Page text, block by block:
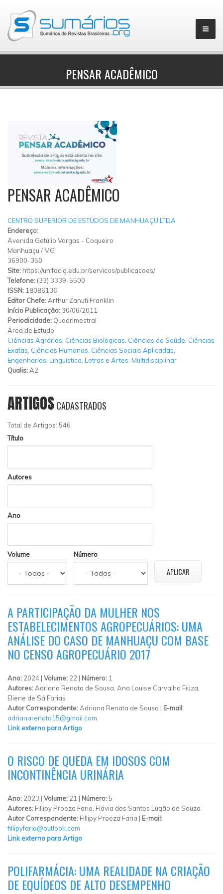
▼
PENSAR ACADÊMICO
PENSAR ACADÊMICO
CENTRO SUPERIOR DE ESTUDOS DE MANHUAÇU LTDA
Endereço:
Avenida Getúlio Vargas - Coqueiro
Manhuaçu / MG
36900-350
Site: https://unifacig.edu.br/servicos/publicacoes/
Telefone: (33) 3339-5500
ISSN: 18086136
Editor Chefe:Arthur Zanuti Franklin
Início Publicação: 30/06/2011
Periodicidade: Quadrimestral
Área de Estudo
Ciências Agrárias Ciências Biológicas Ciências da Saúde Ciências
Exatas Ciências Humanas Ciências Sociais Aplicadas
Engenharias Linguística, Letras e Artes Multidisciplinar
Qualis:A2
ARTIGOSCADASTRADOS
Total de Artigos: 546
Título
Autores
Ano
Volume Número
A PARTICIPAÇÃO DA MULHER NOS
ESTABELECIMENTOS AGROPECUÁRIOS: UMA
ANÁLISE DO CASO DE MANHUAÇU COM BASE
NO CENSO AGROPECUÁRIO 2017
Ano: 2024 | Volume: 22 | Número: 1
Autores:Adriana Renata de Sousa, Ana Louise Carvalho Fiúza,
Eliene de Sá Farias
Autor Correspondente:Adriana Renata de Sousa | E-mail:
adrianarenata15@gmail.com
Link externo para Artigo
O RISCO DE QUEDA EM IDOSOS COM
INCONTINÊNCIA URINÁRIA
Ano: 2023 | Volume: 21 | Número:5
Autores: Fillipy Proeza Faria, Flávia dos Santos Lugão de Souza
Autor Correspondente: Fillipy Proeza Faria | E-mail:
fillipyfaria@outlook.com
Link externo para Artigo
POLIFARMÁCIA: UMA REALIDADE NA CRIAÇÃO
DE EQUÍDEOS DE ALTO DESEMPENHO